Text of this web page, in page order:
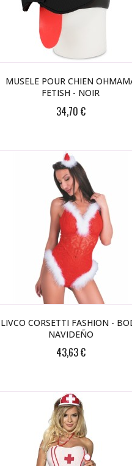
MUSELE POUR CHIEN
FETISH - NOIR
34,70 €
LIVCO CORSETTI FASHION -
NAVIDEÑO
43,63 €